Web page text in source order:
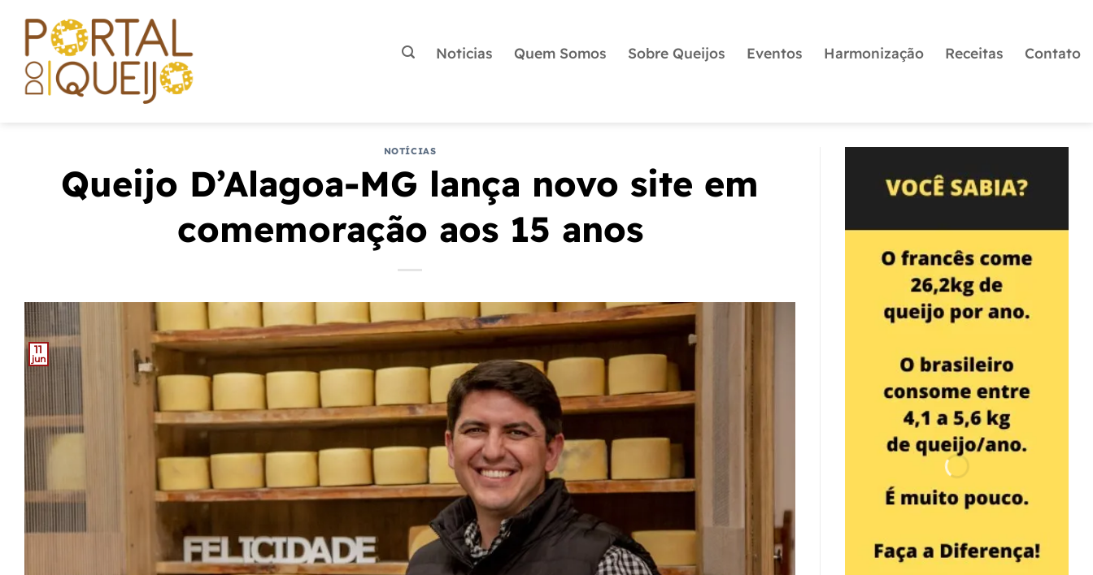
Noticias Quem Somos Sobre Queijos Eventos Harmonização Receitas Contato
NOTÍCIAS
Queijo D’Alagoa-MG lança novo site em
comemoração aos 15 anos
11
jun